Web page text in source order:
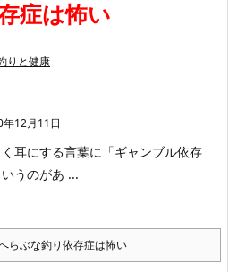
症は怖い
りと健康
12月11日
耳にする言葉に「ギャンブル依存
うのがあ ...
らぶな釣り依存症は怖い